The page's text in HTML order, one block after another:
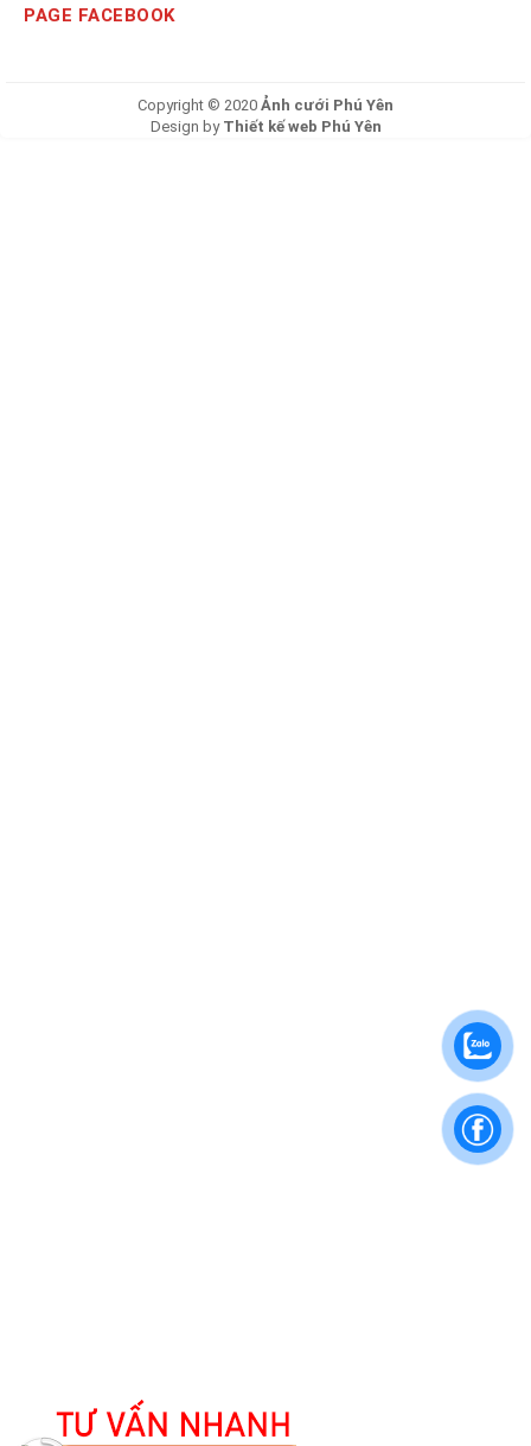
PAGE FACEBOOK
Copyright © 2020 Ảnh cưới Phú Yên
Design by Thiết kế web Phú Yên